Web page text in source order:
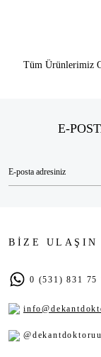
Tüm Ürünlerimiz
E-
BİZE ULAŞIN
0 (531) 831 75
@dekantdoktoruu